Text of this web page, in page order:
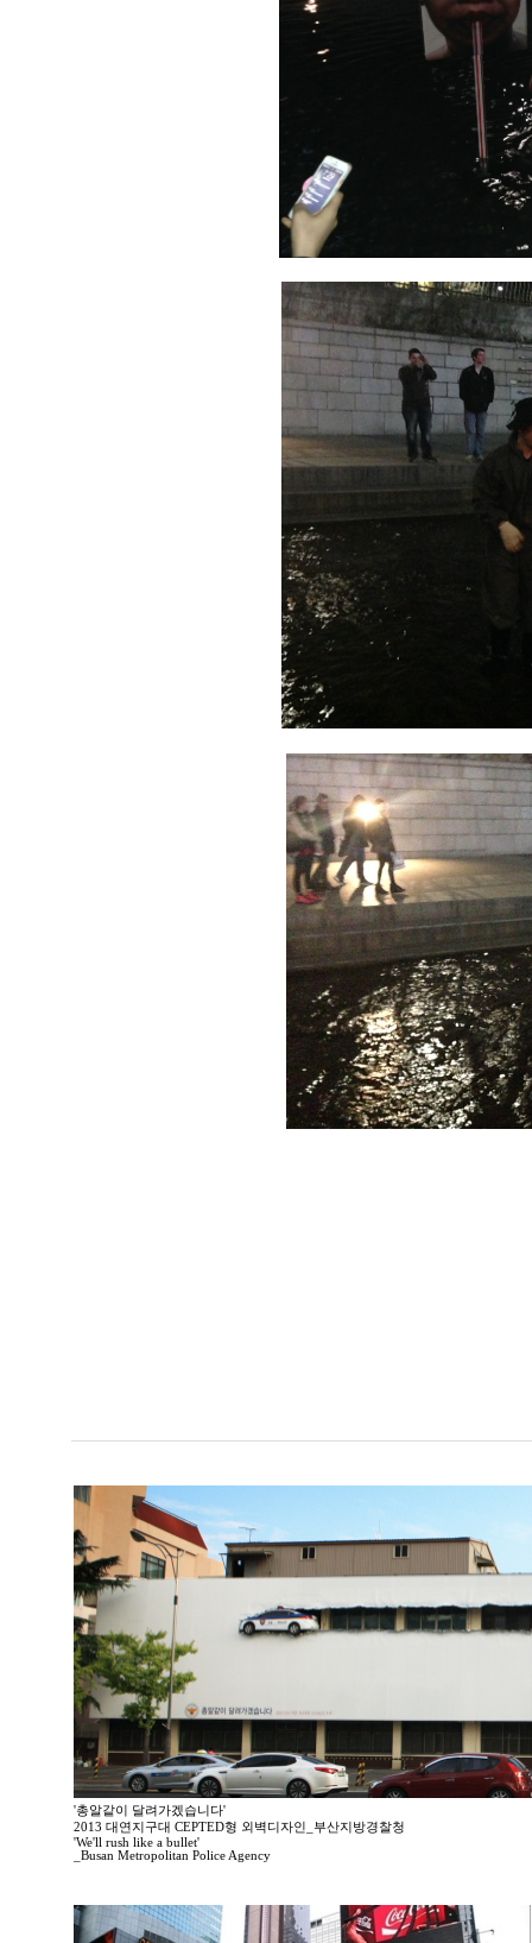
'총알같이 달려가겠습니다'
2013 대연지구대 CEPTED형 외벽디자인_부산지방경찰청
'We'll rush like a bullet'
_Busan Metropolitan Police Agency